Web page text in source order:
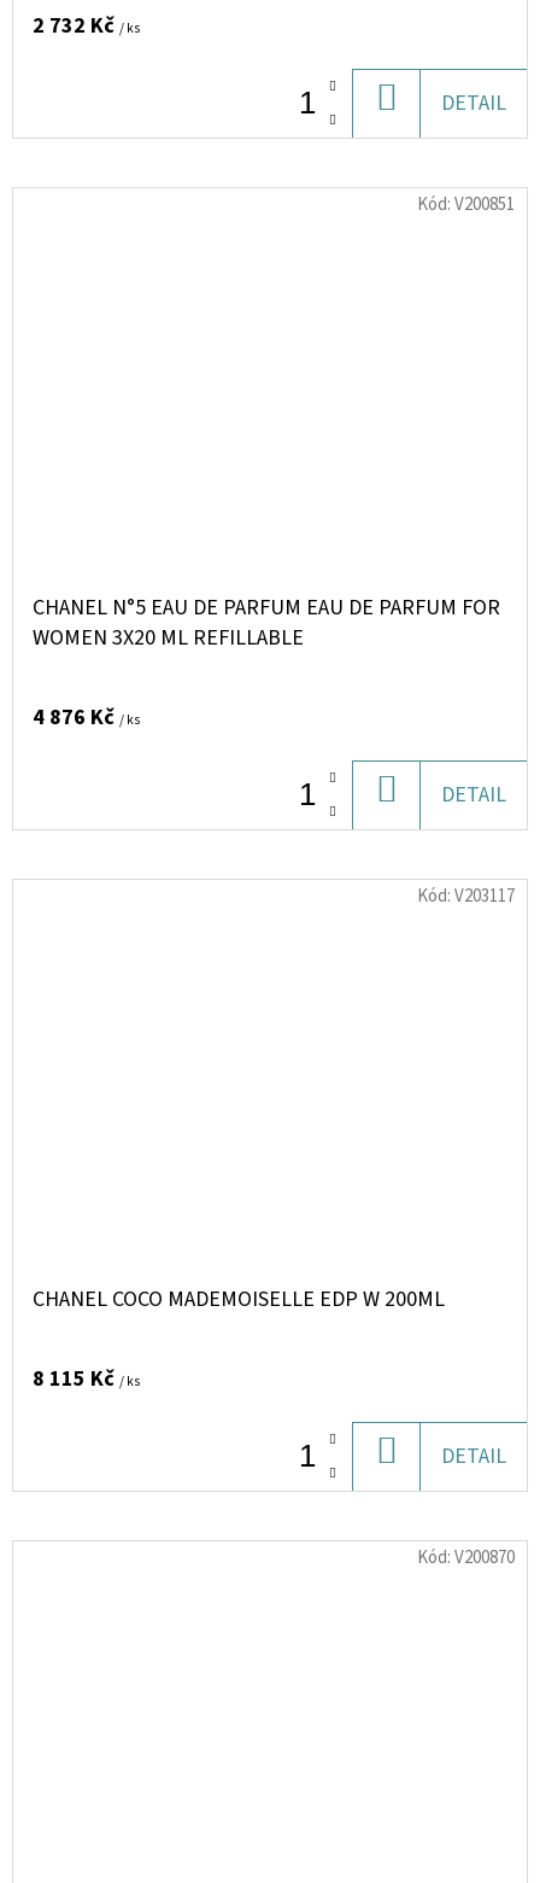
2 732 Kč / ks
KOŠÍKU
DETAIL
CHANEL N°5 EAU DE PARFUM EAU DE PARFUM FOR
WOMEN 3X20 ML REFILLABLE
4 876 Kč / ks
KOŠÍKU
DETAIL
Kód:V200851
CHANEL COCO MADEMOISELLE EDP W 200ML
8 115 Kč / ks
KOŠÍKU
DETAIL
Kód:V203117
Kód:V200870